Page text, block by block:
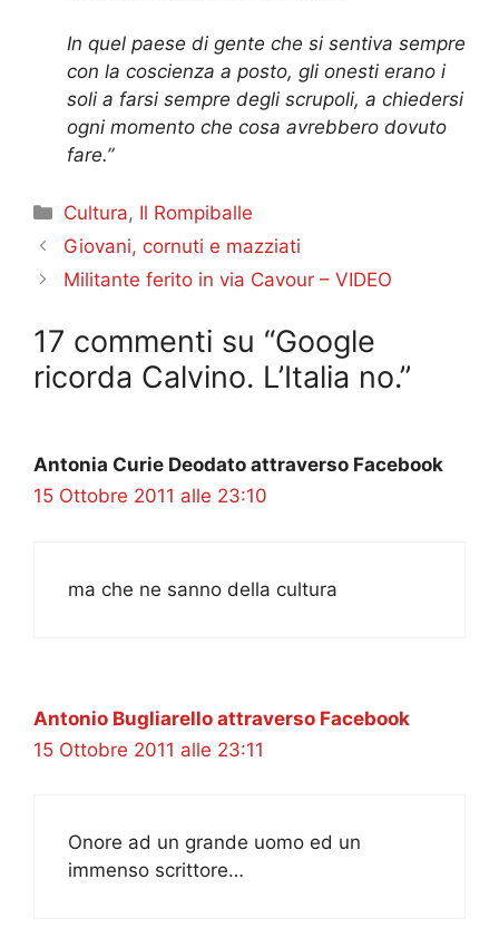
In quel paese di gente che si sentiva sempre
con la coscienza a posto, gli onesti erano i
soli a farsi sempre degli scrupoli, a chiedersi
ogni momento che cosa avrebbero dovuto
fare.”
Categorie
Cultura, Il Rompiballe
Giovani, cornuti e mazziati
Militante ferito in via Cavour – VIDEO
17 commenti su “Google
ricorda Calvino. L’Italia no.”
Antonia Curie Deodato attraverso Facebook
15 Ottobre 2011 alle 23:10
ma che ne sanno della cultura
Antonio Bugliarello attraverso Facebook
15 Ottobre 2011 alle 23:11
Onore ad un grande uomo ed un
immenso scrittore…